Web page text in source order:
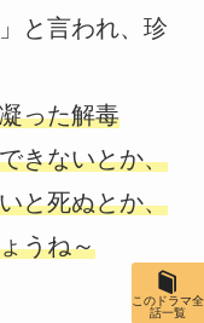
と言われ、珍
った解毒
きないとか、
と死ぬとか、
うね～
このドラマ全
話一覧